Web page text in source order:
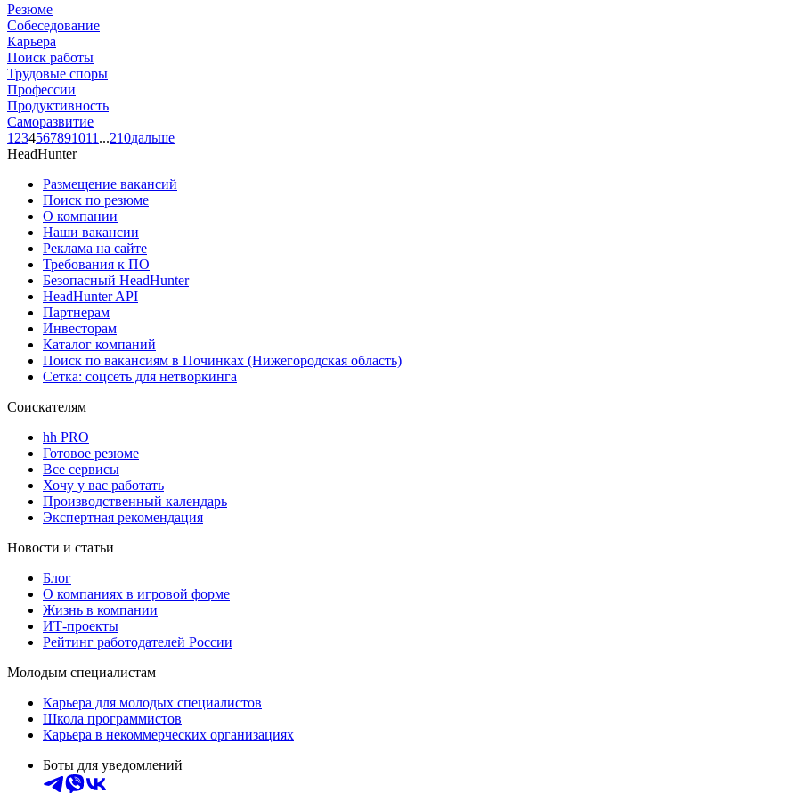
Резюме
Собеседование
Карьера
Поиск работы
Трудовые споры
Профессии
Продуктивность
Саморазвитие
1 234567891011 ...210дальше
HeadHunter
Размещение вакансий
Поиск по резюме
О компании
Наши вакансии
Реклама на сайте
Требования к ПО
Безопасный HeadHunter
HeadHunter API
Партнерам
Инвесторам
Каталог компаний
Поиск по вакансиям в Починках (Нижегородская область)
Сетка: соцсеть для нетворкинга
Соискателям
hh PRO
Готовое резюме
Все сервисы
Хочу у вас работать
Производственный календарь
Экспертная рекомендация
Новости и статьи
Блог
О компаниях в игровой форме
Жизнь в компании
ИТ-проекты
Рейтинг работодателей России
Молодым специалистам
Карьера для молодых специалистов
Школа программистов
Карьера в некоммерческих организациях
Боты для уведомлений